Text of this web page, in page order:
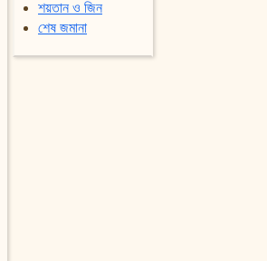
শয়তান ও জিন
শেষ জমানা